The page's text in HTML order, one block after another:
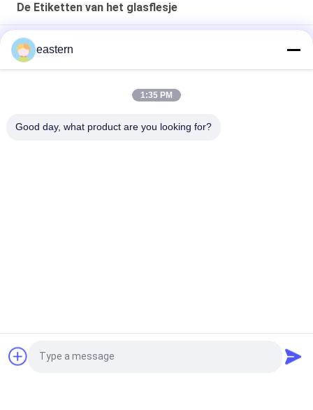
De Etiketten van het glasflesje
Somatropin HG 176-191 2mlx10 glazen injectieflacon met
etiketten
tren-acetaatflacon Flaconlabels met volledige set paer-
Laser PET 10 ml test Enanthate glazen flaconlabels
Farmaceutische
Verpakkende DoosVraag een offerte aan
eastern
1:35 PM
Good day, what product are you looking for?